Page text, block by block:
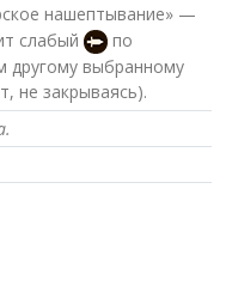
нашептывание» —
слабый
по
другому выбранному
не закрываясь).